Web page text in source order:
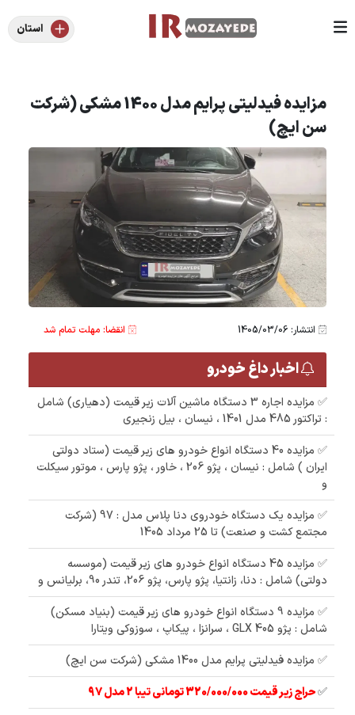
استان
مزایده فیدلیتی پرایم مدل 1400 مشکی (شرکت
سن ایچ)
انتشار: 1405/03/06 انقضا: مهلت تمام شد
اخبار داغ خودرو
✅ مزایده اجاره 3 دستگاه ماشین آلات زیر قیمت (دهیاری) شامل
: تراکتور 485 مدل 1401 ، نیسان ، بیل زنجیری
✅ مزایده 40 دستگاه انواع خودرو های زیر قیمت (ستاد دولتی
ایران ) شامل : نیسان ، پژو 206 ، خاور ، پژو پارس ، موتور سیکلت
و
✅ مزایده یک دستگاه خودروی دنا پلاس مدل : 97 (شرکت
مجتمع کشت و صنعت) تا 25 مرداد 1405
✅ مزایده 45 دستگاه انواع خودرو های زیر قیمت (موسسه
دولتی) شامل : دنا، زانتیا، پژو پارس، پژو 206، تندر 90، برلیانس و
✅ مزایده 9 دستگاه انواع خودرو های زیر قیمت (بنیاد مسکن)
شامل : پژو 405 GLX ، سرانزا ، پیکاپ ، سوزوکی ویتارا
✅ مزایده فیدلیتی پرایم مدل 1400 مشکی (شرکت سن ایچ)
✅حراج زیر قیمت 320/000/000 تومانی تیبا 2 مدل 97